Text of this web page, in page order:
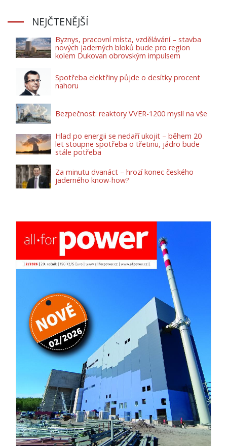
NEJČTENĚJŠÍ
Byznys, pracovní místa, vzdělávání – stavba
nových jaderných bloků bude pro region
kolem Dukovan obrovským impulsem
Spotřeba elektřiny půjde o desítky procent
nahoru
Bezpečnost: reaktory VVER-1200 myslí na vše
Hlad po energii se nedaří ukojit – během 20
let stoupne spotřeba o třetinu, jádro bude
stále potřeba
Za minutu dvanáct – hrozí konec českého
jaderného know-how?